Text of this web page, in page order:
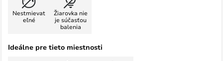
Nestmievat
eľné
Žiarovka nie
je súčasťou
balenia
Ideálne pre tieto miestnosti